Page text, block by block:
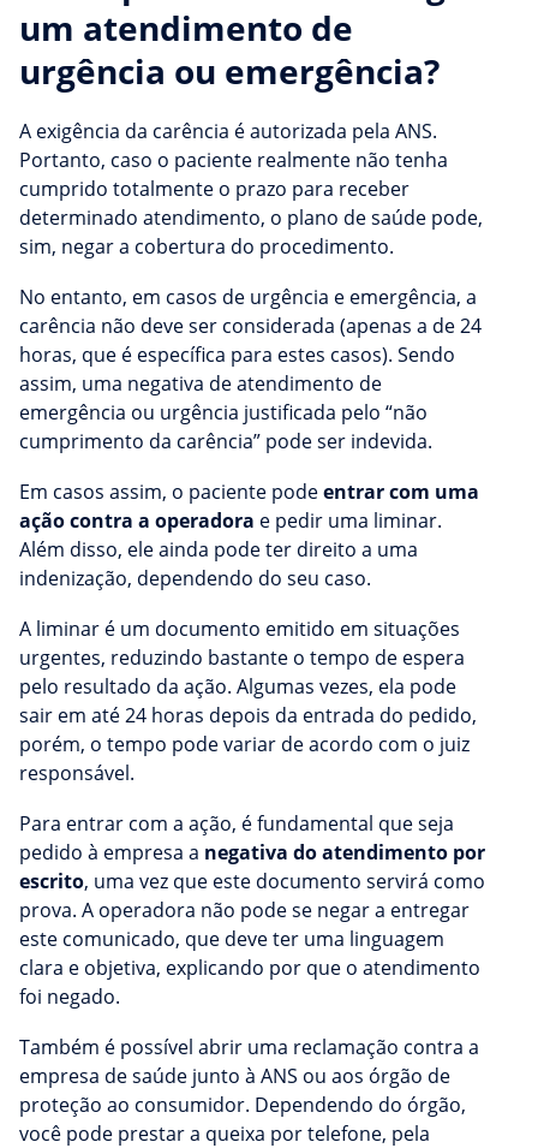
um atendimento de
urgência ou emergência?
A exigência da carência é autorizada pela ANS.
Portanto, caso o paciente realmente não tenha
cumprido totalmente o prazo para receber
determinado atendimento, o plano de saúde pode,
sim, negar a cobertura do procedimento.
No entanto, em casos de urgência e emergência, a
carência não deve ser considerada (apenas a de 24
horas, que é específica para estes casos). Sendo
assim, uma negativa de atendimento de
emergência ou urgência justificada pelo “não
cumprimento da carência” pode ser indevida.
Em casos assim, o paciente podeentrar com uma
ação contra a operadora e pedir uma liminar.
Além disso, ele ainda pode ter direito a uma
indenização, dependendo do seu caso.
A liminar é um documento emitido em situações
urgentes, reduzindo bastante o tempo de espera
pelo resultado da ação. Algumas vezes, ela pode
sair em até 24 horas depois da entrada do pedido,
porém, o tempo pode variar de acordo com o juiz
responsável.
Para entrar com a ação, é fundamental que seja
pedido à empresa a negativa do atendimento por
escrito, uma vez que este documento servirá como
prova. A operadora não pode se negar a entregar
este comunicado, que deve ter uma linguagem
clara e objetiva, explicando por que o atendimento
foi negado.
Também é possível abrir uma reclamação contra a
empresa de saúde junto à ANS ou aos órgão de
proteção ao consumidor. Dependendo do órgão,
você pode prestar a queixa por telefone, pela